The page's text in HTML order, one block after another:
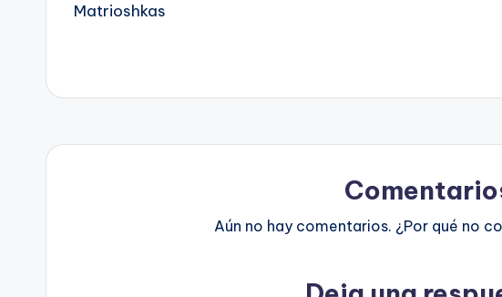
Matrioshkas
Aún no hay comentarios. ¿Por qué no